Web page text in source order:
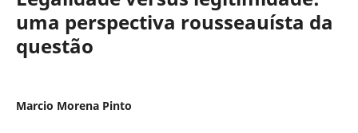
uma perspectiva rousseauísta da
questão
Marcio Morena Pinto